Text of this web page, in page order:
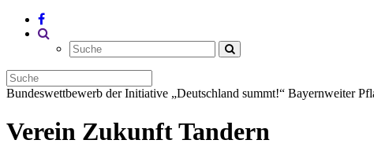
Bundeswettbewerb der Initiative „Deutschland summt!“ Bayernweiter
Verein Zukunft Tandern